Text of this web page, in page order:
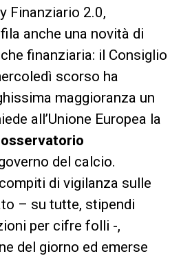
Finanziario 2.0,
anche una novità di
finanziaria: il Consiglio
scorso ha
maggioranza un
all’Unione Europea la
osservatorio
del calcio.
di vigilanza sulle
– su tutte, stipendi
per cifre folli -,
del giorno ed emerse